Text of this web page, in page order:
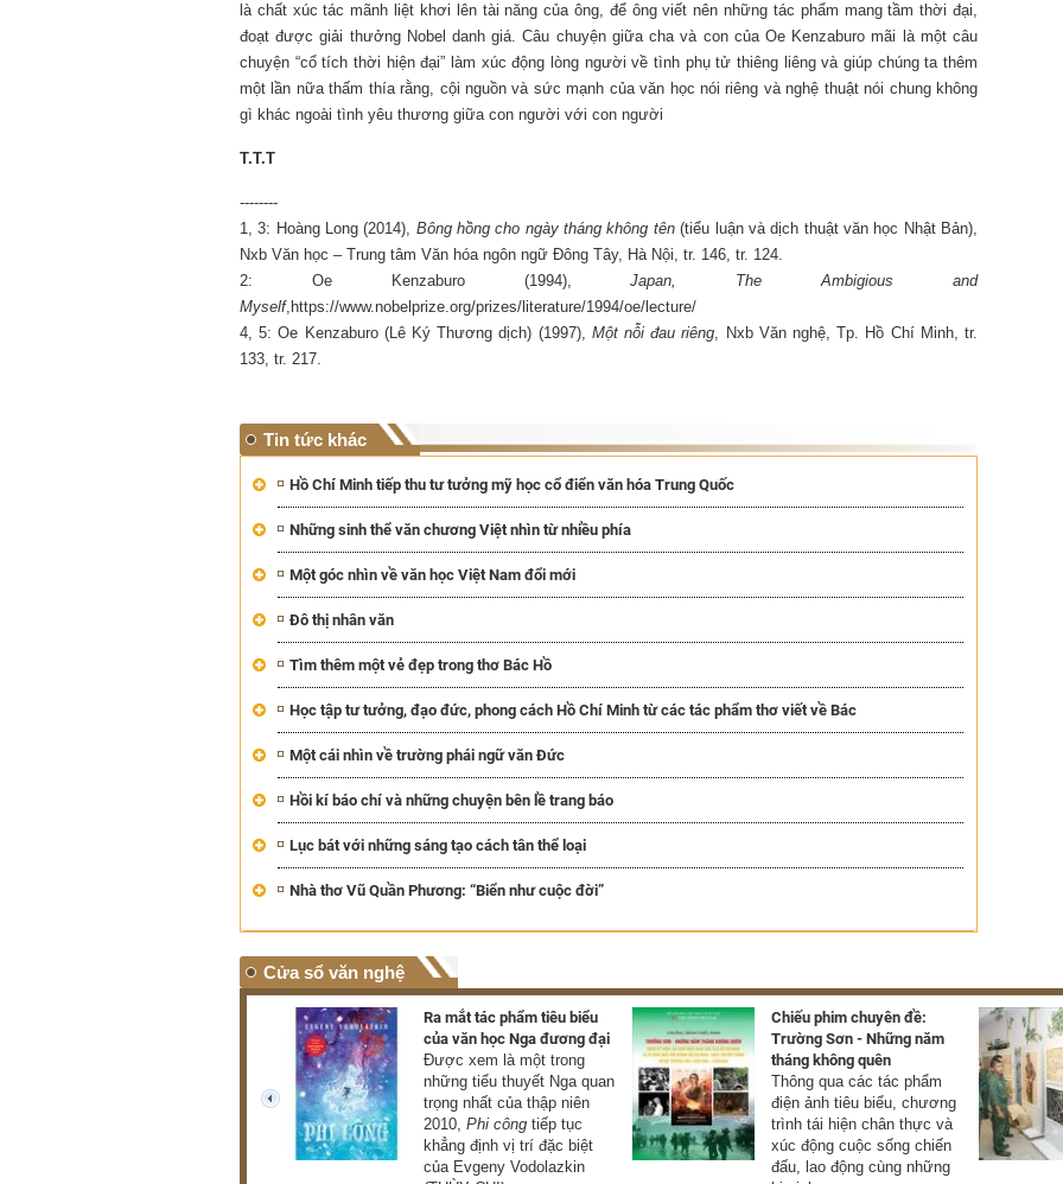
là chất xúc tác mãnh liệt khơi lên tài năng của ông, để ông viết nên những tác phẩm mang tầm thời đại,
đoạt được giải thưởng Nobel danh giá. Câu chuyện giữa cha và con của Oe Kenzaburo mãi là một câu
chuyện “cổ tích thời hiện đại” làm xúc động lòng người về tình phụ tử thiêng liêng và giúp chúng ta thêm
một lần nữa thấm thía rằng, cội nguồn và sức mạnh của văn học nói riêng và nghệ thuật nói chung không
gì khác ngoài tình yêu thương giữa con người với con người
T.T.T
--------
1, 3: Hoàng Long (2014), Bông hồng cho ngày tháng không tên(tiểu luận và dịch thuật văn học Nhật Bản),
Nxb Văn học – Trung tâm Văn hóa ngôn ngữ Đông Tây, Hà Nội, tr. 146, tr. 124.
2: Oe Kenzaburo (1994), Japan, The Ambigious and
Myself,https://www.nobelprize.org/prizes/literature/1994/oe/lecture/
4, 5: Oe Kenzaburo (Lê Ký Thương dịch) (1997), Một nỗi đau riêng, Nxb Văn nghệ, Tp. Hồ Chí Minh, tr.
133, tr. 217.
Tin tức khác
Hồ Chí Minh tiếp thu tư tưởng mỹ học cổ điển văn hóa Trung Quốc
Những sinh thể văn chương Việt nhìn từ nhiều phía
Một góc nhìn về văn học Việt Nam đổi mới
Đô thị nhân văn
Tìm thêm một vẻ đẹp trong thơ Bác Hồ
Học tập tư tưởng, đạo đức, phong cách Hồ Chí Minh từ các tác phẩm thơ viết về Bác
Một cái nhìn về trường phái ngữ văn Đức
Hồi kí báo chí và những chuyện bên lề trang báo
Lục bát với những sáng tạo cách tân thể loại
Nhà thơ Vũ Quần Phương: “Biển như cuộc đời”
Cửa sổ văn nghệ
phẩm tiêu biểu thuộc nhiều
Ra mắt tác phẩm tiêu biểu
của văn học Nga đương đại
Được xem là một trong
những tiểu thuyết Nga quan
trọng nhất của thập niên
2010, Phi công tiếp tục
khẳng định vị trí đặc biệt
của Evgeny Vodolazkin
Chiếu phim chuyên đề:
Trường Sơn - Những năm
tháng không quên
Thông qua các tác phẩm
điện ảnh tiêu biểu, chương
trình tái hiện chân thực và
xúc động cuộc sống chiến
đấu, lao động cùng những
prev